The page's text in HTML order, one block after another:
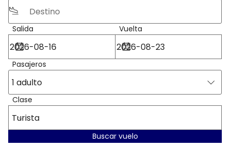
Salida Vuelta
Pasajeros
1 adulto
Clase
Turista
Buscar vuelo